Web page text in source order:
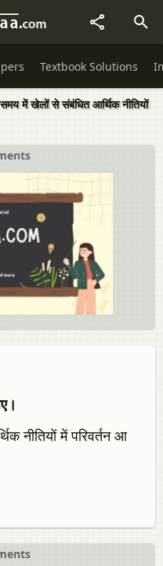
Textbook Solutions
में खेलों से संबंधित आर्थिक नीतियों
नीतियों में परिवर्तन आ